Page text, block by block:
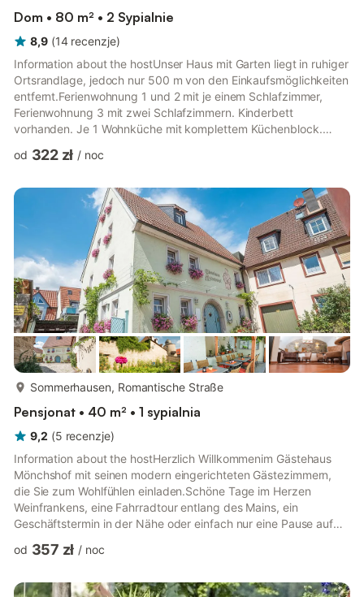
Dom • 80 m² • 2 Sypialnie
8,9 (14 recenzje)
Information about the hostUnser Haus mit Garten liegt in ruhiger
Ortsrandlage, jedoch nur 500 m von den Einkaufsmöglichkeiten
entfernt.Ferienwohnung 1 und 2 mit je einem Schlafzimmer,
Ferienwohnung 3 mit zwei Schlafzimmern. Kinderbett
vorhanden. Je 1 Wohnküche mit komplettem Küchenblock.
und Zentralheizung. Unser Haus ist von der Messestadt
bis zu 14 Tage vor Anreise sind kostenfrei. Bei Stornierungen
bis zu 7 Tage vor Anreise werden 50% berechnet. Bei späteren
Stornierungen ...
od 322 zł / noc
Sommerhausen, Romantische Straße
Pensjonat • 40 m² • 1 sypialnia
9,2 (5 recenzje)
Information about the hostHerzlich Willkommenim Gästehaus
Mönchshof mit seinen modern eingerichteten Gästezimmern,
die Sie zum Wohlfühlen einladen.Schöne Tage im Herzen
Weinfrankens, eine Fahrradtour entlang des Mains, ein
Geschäftstermin in der Nähe oder einfach nur eine Pause auf
gemütlichen Frühstücksraum versüßen wir Ihnen den Morgen
Weinlaube zum Verweilen ein - am Besten bei einem Gläschen
od 357 zł / noc